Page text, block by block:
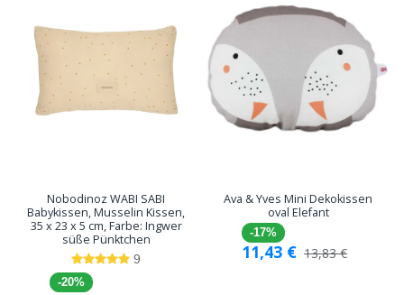
Nobodinoz WABI SABI
Babykissen, Musselin Kissen,
35 x 23 x 5 cm, Farbe: Ingwer
süße Pünktchen
9
-20%
Ava & Yves Mini Dekokissen
oval Elefant
-17%
11,43 € 13,83€